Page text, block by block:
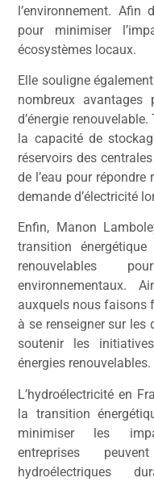
l’environnement. Afin
pour minimiser
écosystèmes locaux.
Elle souligne
nombreux
d’énergie
la capacité de
réservoirs des
de l’eau pour
demande d’électricité
Enfin, Manon
transition
renouvelables
environnementaux.
auxquels nous faisons
à se renseigner sur les
soutenir les
énergies renouvelables.
L’hydroélectricité en
la transition
minimiser les
entreprises
hydroélectriques